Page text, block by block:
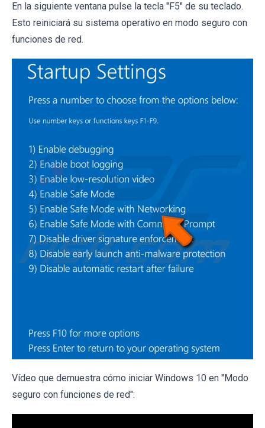
En la siguiente ventana pulse la tecla "F5" de su teclado.
Esto reiniciará su sistema operativo en modo seguro con
funciones de red.
Vídeo que demuestra cómo iniciar Windows 10 en "Modo
seguro con funciones de red":